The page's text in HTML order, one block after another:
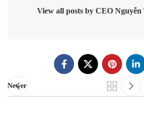
View all posts by CEO
Newer